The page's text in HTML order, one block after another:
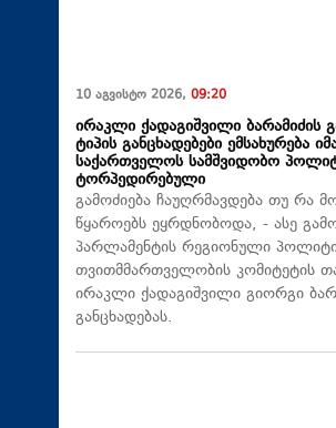
10 აგვისტო 2026, 09:20
ირაკლი ქადაგიშვილი ბარამიძის
ტიპის განცხადებები ემსახურება
საქართველოს სამშვიდობო
ტორპედირებული
გამოძიება ჩაუღრმავდება თუ რა
წყაროებს ეყრდნობოდა, - ასე
პარლამენტის რეგიონული
თვითმმართველობის კომიტეტის
ირაკლი ქადაგიშვილი გიორგი
განცხადებას.